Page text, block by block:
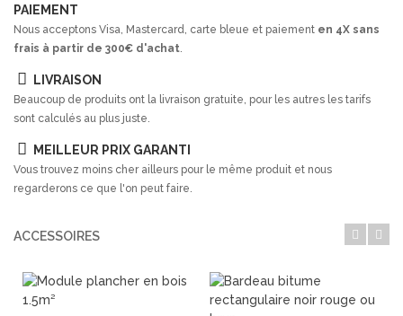
PAIEMENT
Nous acceptons Visa, Mastercard, carte bleue et paiement en 4X sans
frais à partir de 300€ d'achat.
LIVRAISON
Beaucoup de produits ont la livraison gratuite, pour les autres les tarifs
sont calculés au plus juste.
MEILLEUR PRIX GARANTI
Vous trouvez moins cher ailleurs pour le même produit et nous
regarderons ce que l'on peut faire.
ACCESSOIRES